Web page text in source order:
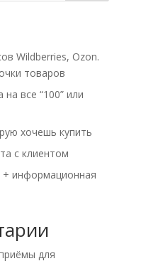
Wildberries, Ozon.
товаров
все “100” или
хочешь купить
с клиентом
информационная
для